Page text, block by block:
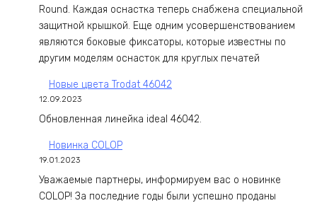
Round. Каждая оснастка теперь снабжена специальной
защитной крышкой. Еще одним усовершенствованием
являются боковые фиксаторы, которые известны по
другим моделям оснасток для круглых печатей
Новые цвета Trodat 46042
12.09.2023
Обновленная линейка ideal 46042.
Новинка COLOP
19.01.2023
Уважаемые партнеры, информируем вас о новинке
COLOP! За последние годы были успешно проданы